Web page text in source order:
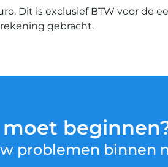
Dit is exclusief BTW voor
gebracht.
problemen binnen